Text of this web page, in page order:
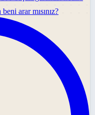
arar mısınız?